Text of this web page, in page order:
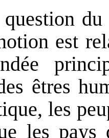
est
êtres
les
les